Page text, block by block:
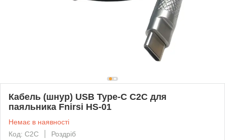
Кабель (шнур) USB Type-C C2C для
паяльника Fnirsi HS-01
Немає в наявності
Код: C2C
Роздріб